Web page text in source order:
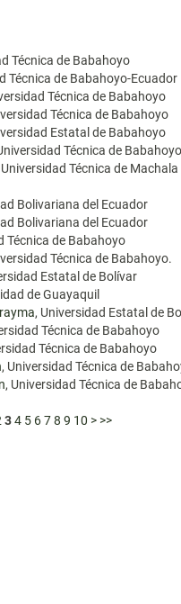
Técnica de Babahoyo
Técnica de Babahoyo-Ecuador
Técnica de Babahoyo
Técnica de Babahoyo
Estatal de Babahoyo
Técnica de Babahoyo
Universidad Técnica de Machala
Bolivariana del Ecuador
Bolivariana del Ecuador
Técnica de Babahoyo
Técnica de Babahoyo.
Estatal de Bolívar
de Guayaquil
, Universidad Estatal de
Técnica de Babahoyo
Técnica de Babahoyo
, Universidad Técnica de
, Universidad Técnica de
34 5 678 9 10 > >>